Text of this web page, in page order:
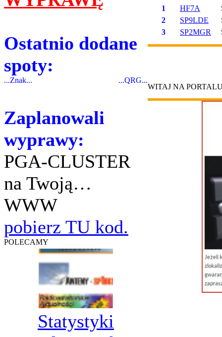
Ostatnio dodane
spoty:
...Znak... ...QRG...
Zaplanowali
wyprawy:
PGA-CLUSTER
na Twoją…
WWW
pobierz TU kod.
POLECAMY
Statystyki
1 HF7A
2
SP9LDE
3
SP2MGR
WITAJ NA